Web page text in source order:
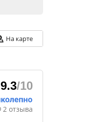
На карте
9.3/10
2 отзыва